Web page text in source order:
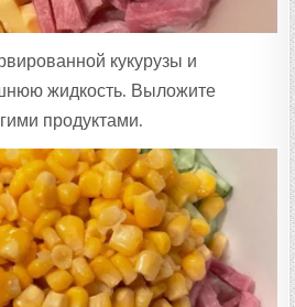
кукурузы и
жидкость. Выложите
продуктами.